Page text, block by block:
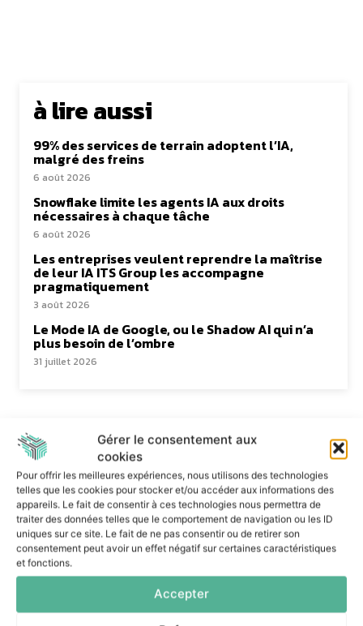
Gérer le consentement aux
cookies
Pour offrir les meilleures expériences, nous utilisons des technologies
telles que les cookies pour stocker et/ou accéder aux informations des
appareils. Le fait de consentir à ces technologies nous permettra de
traiter des données telles que le comportement de navigation ou les ID
uniques sur ce site. Le fait de ne pas consentir ou de retirer son
consentement peut avoir un effet négatif sur certaines caractéristiques
et fonctions.
Accepter
à lire aussi
99% des services de terrain adoptent l’IA,
malgré des freins
6 août 2026
Snowflake limite les agents IA aux droits
nécessaires à chaque tâche
6 août 2026
Les entreprises veulent reprendre la maîtrise
de leur IA ITS Group les accompagne
pragmatiquement
3 août 2026
Le Mode IA de Google, ou le Shadow AI qui n’a
plus besoin de l’ombre
31 juillet 2026
Dans la même catégorie
Snowflake limite les agents IA
chaque tâche
6 août 2026